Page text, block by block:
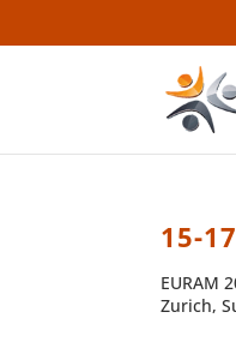
15-
EURAM
Zurich,